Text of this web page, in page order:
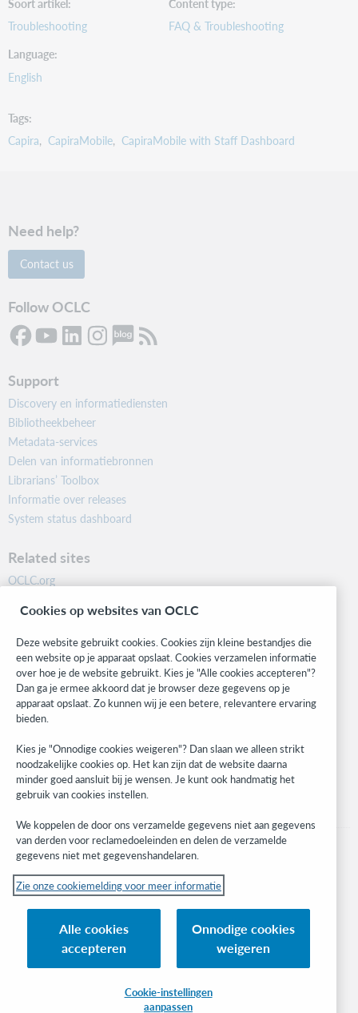
Troubleshooting
FAQ & Troubleshooting
Language
English
Tags
Capira
CapiraMobile CapiraMobile with Staff Dashboard
Need help?
Contact us
Follow OCLC
Support
Discovery en informatiediensten
Bibliotheekbeheer
Metadata-services
Delen van informatiebronnen
Librarians’ Toolbox
Informatie over releases
System status dashboard
Related sites
OCLC.org
Community
Research
WebJunction
Developer Network
Stay in the know.
Get the latest product updates, research, events, and much more—
right to your inbox.
Subscribe now
© 2023 OCLC
Inc. en buitenlandse filialen
Cookiemelding Lijst met cookies en cookie-instellingen Privacybeleid
Cookies op websites van OCLC
Deze website gebruikt cookies. Cookies zijn kleine bestandjes die
een website op je apparaat opslaat. Cookies verzamelen informatie
over hoe je de website gebruikt. Kies je "Alle cookies accepteren"?
Dan ga je ermee akkoord dat je browser deze gegevens op je
apparaat opslaat. Zo kunnen wij je een betere, relevantere ervaring
bieden.
Kies je "Onnodige cookies weigeren"? Dan slaan we alleen strikt
noodzakelijke cookies op. Het kan zijn dat de website daarna
minder goed aansluit bij je wensen. Je kunt ook handmatig het
gebruik van cookies instellen.
We koppelen de door ons verzamelde gegevens niet aan gegevens
van derden voor reclamedoeleinden en delen de verzamelde
gegevens niet met gegevenshandelaren.
Zie onze cookiemelding voor meer informatie
Alle cookies
accepteren
Onnodige cookies
weigeren
Cookie-instellingen
aanpassen